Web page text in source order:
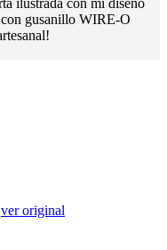
ver original